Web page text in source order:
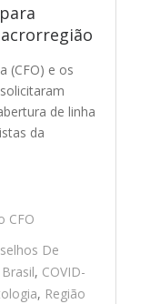
(CFO) e os
de linha
da
CFO
De
, COVID-
, Região